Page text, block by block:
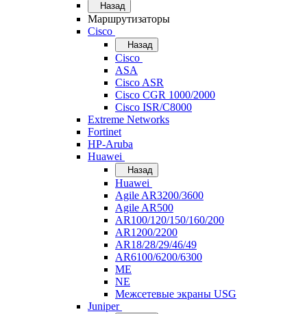
Назад
Маршрутизаторы
Cisco
Назад
Cisco
ASA
Cisco ASR
Cisco CGR 1000/2000
Cisco ISR/С8000
Extreme Networks
Fortinet
HP-Aruba
Huawei
Назад
Huawei
Agile AR3200/3600
Agile AR500
AR100/120/150/160/200
AR1200/2200
AR18/28/29/46/49
AR6100/6200/6300
ME
NE
Межсетевые экраны USG
Juniper